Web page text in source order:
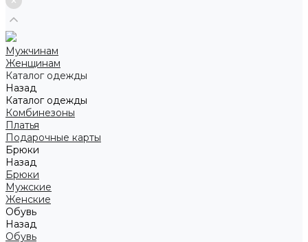
Мужчинам
Женщинам
Каталог одежды
Назад
Каталог одежды
Комбинезоны
Платья
Подарочные карты
Брюки
Назад
Брюки
Мужские
Женские
Обувь
Назад
Обувь